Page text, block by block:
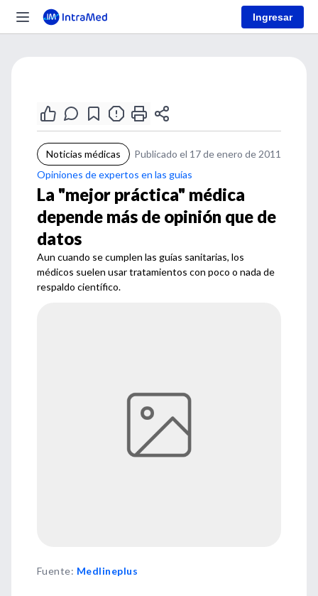
Ingresar
Noticias médicas
Publicado el 17 de enero de 2011
Opiniones de expertos en las guías
La "mejor práctica" médica
depende más de opinión que de
datos
Aun cuando se cumplen las guías sanitarias, los
médicos suelen usar tratamientos con poco o nada de
respaldo científico.
Fuente: Medlineplus